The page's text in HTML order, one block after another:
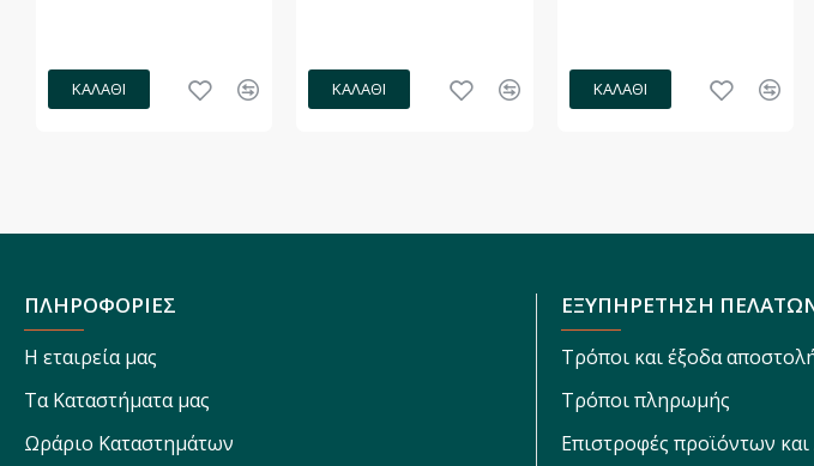
ΚΑΛΆΘΙ ΚΑΛΆΘΙ ΚΑΛΆΘΙ
ΠΛΗΡΟΦΟΡΙΕΣ
Η εταιρεία μας
Τα Καταστήματα μας
Ωράριο Καταστημάτων
ΕΞΥΠΗΡΕΤΗΣΗ
Τρόποι και έξοδα
Τρόποι πληρωμής
Επιστροφές προϊόντων